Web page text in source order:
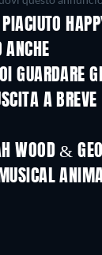
ANCHE
GUARDARE
A BREVE
Magical Mayhem
WOOD &